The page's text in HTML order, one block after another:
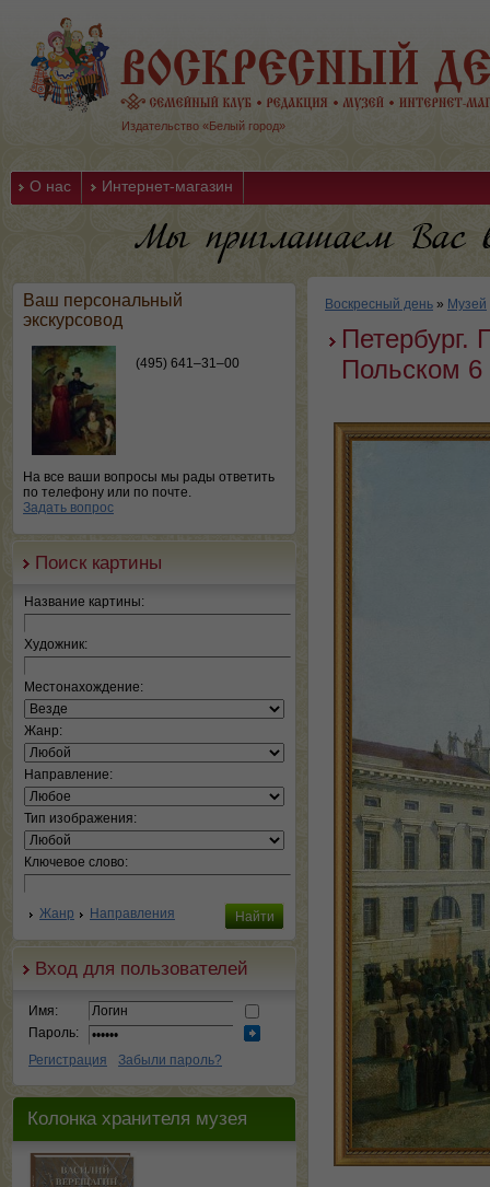
Издательство «Белый город»
О нас Интернет-магазин
Ваш персональный
экскурсовод
(495) 641–31–00
На все ваши вопросы мы рады ответить
по телефону или по почте.
Задать вопрос
Поиск картины
Название картины:
Художник:
Местонахождение:
Жанр:
Направление:
Тип изображения:
Ключевое слово:
Жанр Направления
Вход для пользователей
Имя:
Пароль:
Регистрация
Забыли пароль?
Колонка хранителя музея
Воскресный день » Музей
Петербург.
Польском 6